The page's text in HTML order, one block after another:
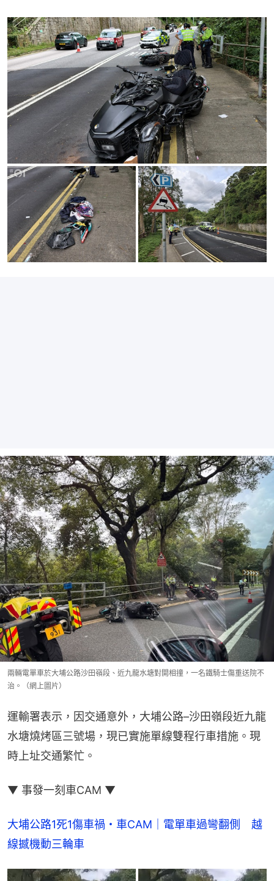
兩輛電單車於大埔公路沙田嶺段、近九龍水塘對開相撞，一名鐵騎士傷重送院不
治。（網上圖片）
運輸署表示，因交通意外，大埔公路–沙田嶺段近九龍
水塘燒烤區三號場，現已實施單線雙程行車措施。現
時上址交通繁忙。
▼ 事發一刻車CAM ▼
大埔公路1死1傷車禍・車CAM｜電單車過彎翻側　越
線撼機動三輪車